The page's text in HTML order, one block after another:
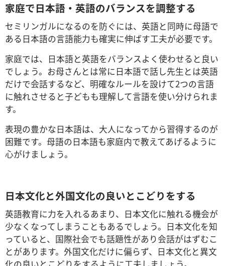
家庭で日本語・英語のバランスを調整する
セミリンガルになるのを防ぐには、英語と同時に母語で
ある日本語の言語能力も確実に伸ばす工夫が必要です。
家庭では、日本語と英語をバランスよく使わせると良い
でしょう。お母さんとは常に日本語で話し先生とは英語
だけで会話するなど、明確なルールを設けて2つの言語
に触れさせると子どもも理解して言語を使い分けられま
す。
表現の豊かな日本語は、大人になってから習得するのが
困難です。母語の日本語も家庭内で教えてあげるように
心がけましょう。
日本文化と外国文化の良いとこどりをする
英語教育に力を入れるあまり、日本文化に触れる機会が
少なくなってしまうこともあるでしょう。日本文化を知
っていると、国際社会でも話題性があり会話がはずむこ
とがあります。外国文化だけに偏らず、日本文化と異文